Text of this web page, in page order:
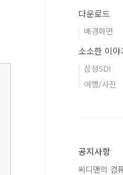
다운로드
배경화면
소소한 이야
삼성SDI
여행/사진
공지사항
씨디맨의 컴